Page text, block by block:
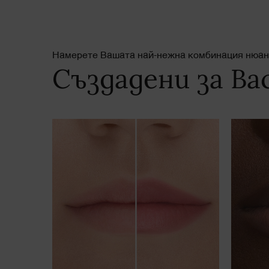
Намерете Вашата най-нежна комбинация
Създадени за